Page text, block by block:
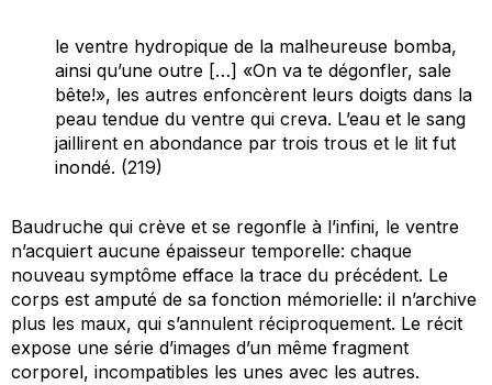
le ventre hydropique de la malheureuse bomba,
ainsi qu’une outre […] «On va te dégonfler, sale
bête!», les autres enfoncèrent leurs doigts dans la
peau tendue du ventre qui creva. L’eau et le sang
jaillirent en abondance par trois trous et le lit fut
inondé. (219)
Baudruche qui crève et se regonfle à l’infini, le ventre
n’acquiert aucune épaisseur temporelle: chaque
nouveau symptôme efface la trace du précédent. Le
corps est amputé de sa fonction mémorielle: il n’archive
plus les maux, qui s’annulent réciproquement. Le récit
expose une série d’images d’un même fragment
corporel, incompatibles les unes avec les autres.